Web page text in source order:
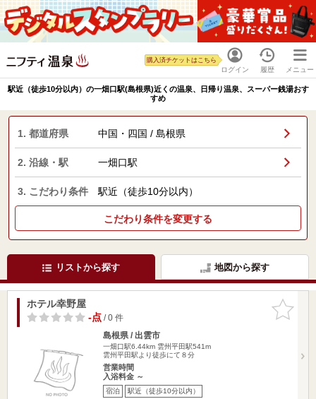
ログイン
購入済チケットはこちら
履歴 メニュー
駅近（徒歩10分以内）の一畑口駅(島根県)近くの温泉、日帰り温泉、スーパー銭湯おす
すめ
1. 都道府県 中国・四国 / 島根県
2. 沿線・駅 一畑口駅
3. こだわり条件 駅近（徒歩10分以内）
こだわり条件を変更する
リストから探す 地図から探す
お気に入
りに追加
ホテル幸野屋
-点/ 0 件
島根県 / 出雲市
一畑口駅6.44km 雲州平田駅541m
雲州平田駅より徒歩にて８分
営業時間
入浴料金 ～
宿泊 駅近（徒歩10分以内）